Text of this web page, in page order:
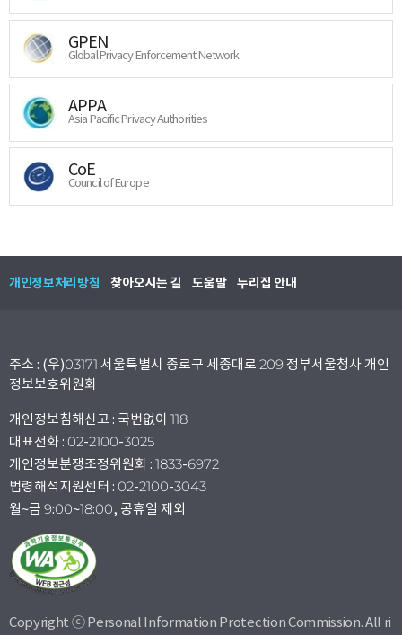
GPEN
Global Privacy Enforcement Network
APPA
Asia Pacific Privacy Authorities
CoE
Council of Europe
개인정보처리방침 찾아오시는 길 도움말 누리집 안내
주소 : (우)03171 서울특별시 종로구 세종대로 209 정부서울청사 개인
정보보호위원회
개인정보침해신고 : 국번없이 118
대표전화 : 02-2100-3025
개인정보분쟁조정위원회 : 1833-6972
법령해석지원센터 : 02-2100-3043
월~금 9:00~18:00, 공휴일 제외
Copyright ⓒ Personal Information Protection Commission. All ri